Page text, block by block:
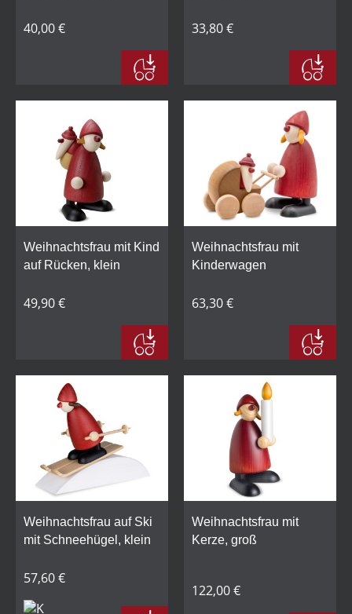
40,00 € 33,80 €
Weihnachtsfrau mit Kind
auf Rücken, klein
49,90 €
Weihnachtsfrau mit
Kinderwagen
63,30 €
Weihnachtsfrau auf Ski
mit Schneehügel, klein
57,60 €
Weihnachtsfrau mit
Kerze, groß
122,00 €